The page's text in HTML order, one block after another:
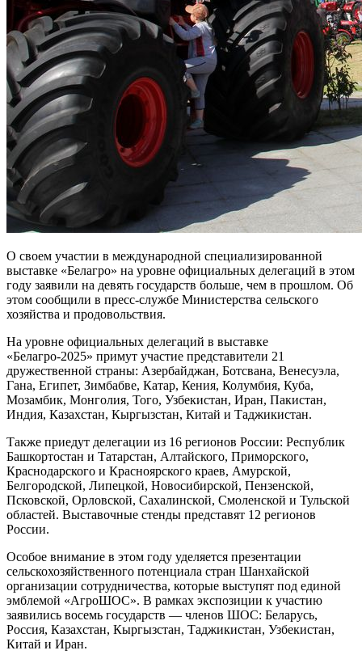
О своем участии в международной специализированной
выставке «Белагро» на уровне официальных делегаций в этом
году заявили на девять государств больше, чем в прошлом. Об
этом сообщили в пресс-службе Министерства сельского
хозяйства и продовольствия.
На уровне официальных делегаций в выставке
«Белагро-2025» примут участие представители 21
дружественной страны: Азербайджан, Ботсвана, Венесуэла,
Гана, Египет, Зимбабве, Катар, Кения, Колумбия, Куба,
Мозамбик, Монголия, Того, Узбекистан, Иран, Пакистан,
Индия, Казахстан, Кыргызстан, Китай и Таджикистан.
Также приедут делегации из 16 регионов России: Республик
Башкортостан и Татарстан, Алтайского, Приморского,
Краснодарского и Красноярского краев, Амурской,
Белгородской, Липецкой, Новосибирской, Пензенской,
Псковской, Орловской, Сахалинской, Смоленской и Тульской
областей. Выставочные стенды представят 12 регионов
России.
Особое внимание в этом году уделяется презентации
сельскохозяйственного потенциала стран Шанхайской
организации сотрудничества, которые выступят под единой
эмблемой «АгроШОС». В рамках экспозиции к участию
заявились восемь государств — членов ШОС: Беларусь,
Россия, Казахстан, Кыргызстан, Таджикистан, Узбекистан,
Китай и Иран.